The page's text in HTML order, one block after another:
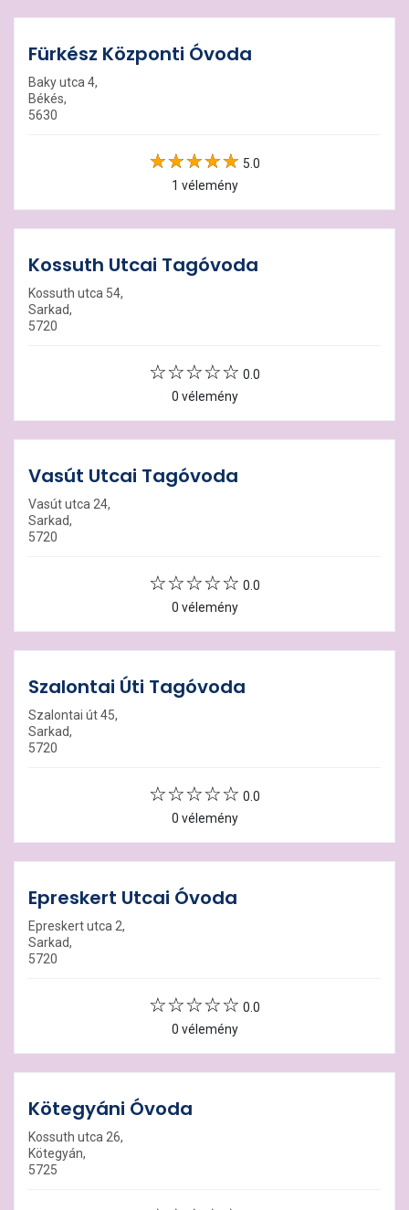
Fürkész Központi Óvoda
Baky utca 4,
Békés,
5630
5.0
1 vélemény
Kossuth Utcai Tagóvoda
Kossuth utca 54,
Sarkad,
5720
0.0
0 vélemény
Vasút Utcai Tagóvoda
Vasút utca 24,
Sarkad,
5720
0.0
0 vélemény
Szalontai Úti Tagóvoda
Szalontai út 45,
Sarkad,
5720
0.0
0 vélemény
Epreskert Utcai Óvoda
Epreskert utca 2,
Sarkad,
5720
0.0
0 vélemény
Kötegyáni Óvoda
Kossuth utca 26,
Kötegyán,
5725